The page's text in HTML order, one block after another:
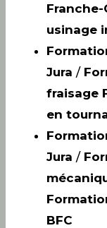
usinage
Jura /
fraisage
en
Jura /
BFC